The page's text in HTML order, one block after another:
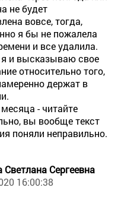
не будет
вовсе, тогда,
я бы не пожалела
и все удалила.
и высказываю свое
относительно того,
держат в
- читайте
вы вообще текст
поняли неправильно.
Светлана Сергеевна
16:00:38